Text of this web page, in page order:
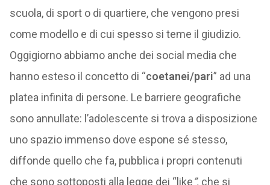
scuola, di sport o di quartiere, che vengono presi
come modello e di cui spesso si teme il giudizio.
Oggigiorno abbiamo anche dei social media che
hanno esteso il concetto di “coetanei/pari” ad una
platea infinita di persone. Le barriere geografiche
sono annullate: l’adolescente si trova a disposizione
uno spazio immenso dove espone sé stesso,
diffonde quello che fa, pubblica i propri contenuti
che sono sottoposti alla legge dei “like”, che si